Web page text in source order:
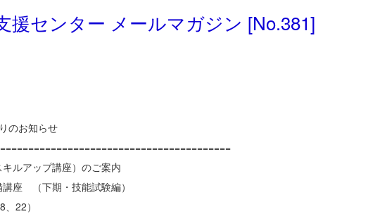
援センター メールマガジン [No.381]
のお知らせ
ルアップ講座）のご案内
（下期・技能試験編）
）